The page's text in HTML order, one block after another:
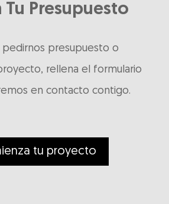
Tu Presupuesto
pedirnos presupuesto o
rellena el formulario
en contacto contigo.
tu proyecto